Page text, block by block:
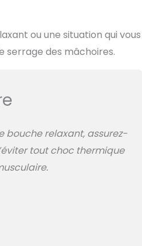
ou une situation qui vous
serrage des mâchoires.
bouche relaxant, assurez-
tout choc thermique